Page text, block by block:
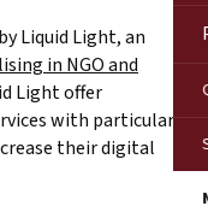
Liquid Light, an
in NGO and
Light offer
with particular
their digital